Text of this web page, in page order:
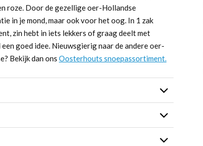
roze. Door de gezellige oer-Hollandse
in je mond, maar ook voor het oog. In 1 zak
zin hebt in iets lekkers of graag deelt met
goed idee. Nieuwsgierig naar de andere oer-
Bekijk dan ons Oosterhouts snoepassortiment.